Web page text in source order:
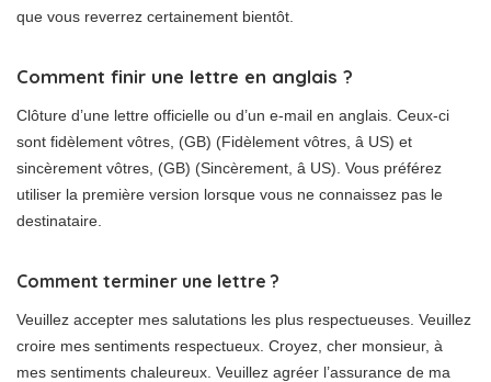
que vous reverrez certainement bientôt.
Comment finir une lettre en anglais ?
Clôture d’une lettre officielle ou d’un e-mail en anglais. Ceux-ci
sont fidèlement vôtres, (GB) (Fidèlement vôtres, â US) et
sincèrement vôtres, (GB) (Sincèrement, â US). Vous préférez
utiliser la première version lorsque vous ne connaissez pas le
destinataire.
Comment terminer une lettre ?
Veuillez accepter mes salutations les plus respectueuses. Veuillez
croire mes sentiments respectueux. Croyez, cher monsieur, à
mes sentiments chaleureux. Veuillez agréer l’assurance de ma